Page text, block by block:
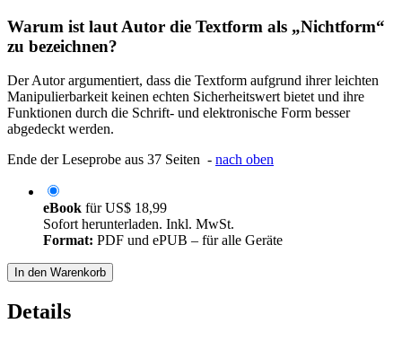
Warum ist laut Autor die Textform als „Nichtform“
zu bezeichnen?
Der Autor argumentiert, dass die Textform aufgrund ihrer leichten
Manipulierbarkeit keinen echten Sicherheitswert bietet und ihre
Funktionen durch die Schrift- und elektronische Form besser
abgedeckt werden.
Ende der Leseprobe aus 37 Seiten - nach oben
eBook fürUS$ 18,99
Sofort herunterladen. Inkl. MwSt.
Format: PDF und ePUB – für alle Geräte
In den Warenkorb
Details